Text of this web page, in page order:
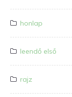
honlap
leendő első
rajz